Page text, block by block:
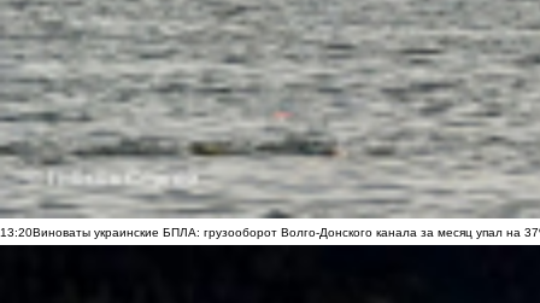
13:20Виноваты украинские БПЛА: грузооборот Волго-Донского канала за месяц упал на